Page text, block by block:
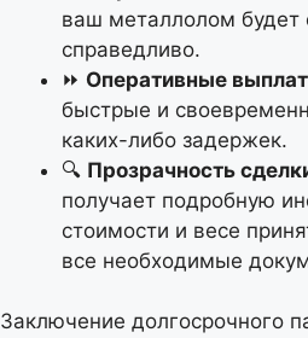
ваш металлолом будет
справедливо.
⏩ Оперативные
быстрые и
каких-либо задержек.
🔍 Прозрачность
получает подробную
стоимости и весе
все необходимые
Заключение долгосрочного